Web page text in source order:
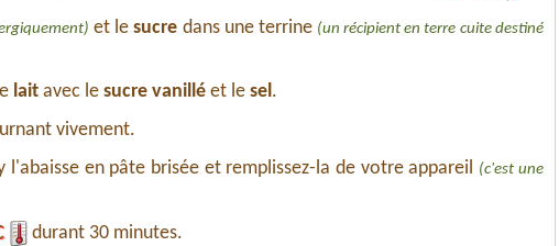
et lesucre dans une terrine (un récipient en terre cuite destiné
laitavec le sucre vanilléet le sel.
vivement.
l'abaisse en pâte brisée et remplissez-la de votre appareil (c'est une
durant 30 minutes.